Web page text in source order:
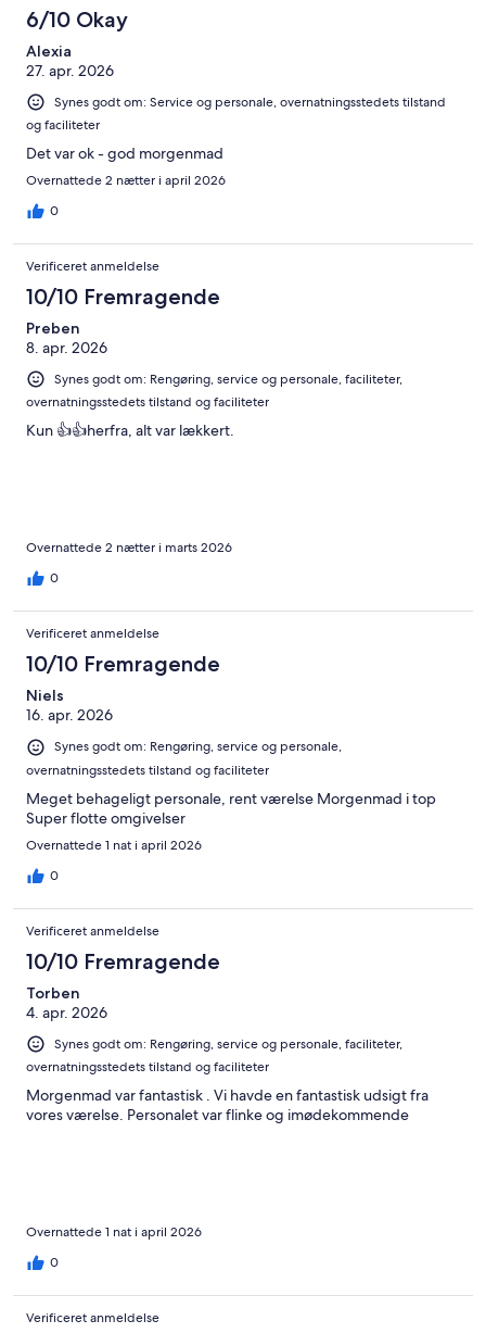
6/10 Okay
Alexia
27. apr. 2026
Synes godt om: Service og personale, overnatningsstedets tilstand
og faciliteter
Det var ok - god morgenmad
Overnattede 2 nætter i april 2026
0
Verificeret anmeldelse
10/10 Fremragende
Preben
8. apr. 2026
Synes godt om: Rengøring, service og personale, faciliteter,
overnatningsstedets tilstand og faciliteter
Kun 👍👍herfra, alt var lækkert.
Overnattede 2 nætter i marts 2026
0
Verificeret anmeldelse
10/10 Fremragende
Niels
16. apr. 2026
Synes godt om: Rengøring, service og personale,
overnatningsstedets tilstand og faciliteter
Meget behageligt personale, rent værelse Morgenmad i top
Super flotte omgivelser
Overnattede 1 nat i april 2026
0
Verificeret anmeldelse
10/10 Fremragende
Torben
4. apr. 2026
Synes godt om: Rengøring, service og personale, faciliteter,
overnatningsstedets tilstand og faciliteter
Morgenmad var fantastisk . Vi havde en fantastisk udsigt fra
vores værelse. Personalet var flinke og imødekommende
Overnattede 1 nat i april 2026
0
Verificeret anmeldelse